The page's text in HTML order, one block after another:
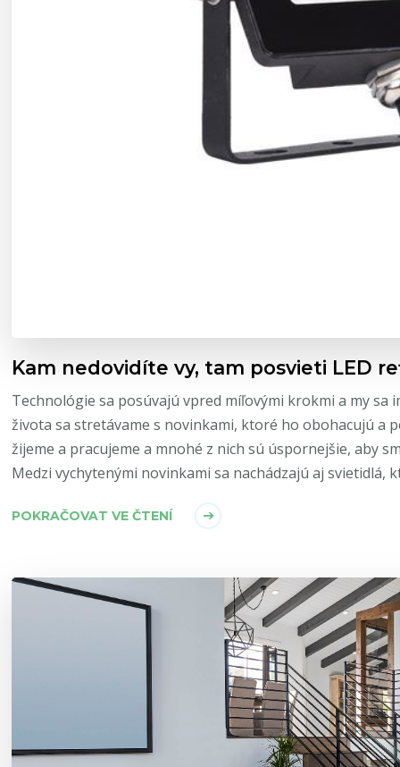
Kam nedovidíte vy, tam posvieti LED
Technológie sa posúvajú vpred míľovými krokmi a my sa
života sa stretávame s novinkami, ktoré ho obohacujú a
žijeme a pracujeme a mnohé z nich sú úspornejšie, aby
Medzi vychytenými novinkami sa nachádzajú aj svietidlá,
POKRAČOVAT VE ČTENÍ